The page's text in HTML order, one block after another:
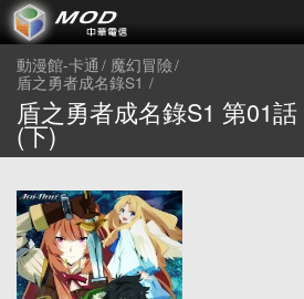
動漫館-卡通
魔幻冒險
盾之勇者成名錄S1
盾之勇者成名錄S1 第01話
(下)